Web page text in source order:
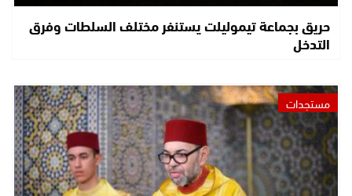
حريق بجماعة تيموليلت يستنفر مختلف السلطات وفرق
التدخل
مستجدات